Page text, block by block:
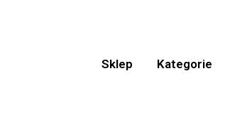
Sklep
Kategorie